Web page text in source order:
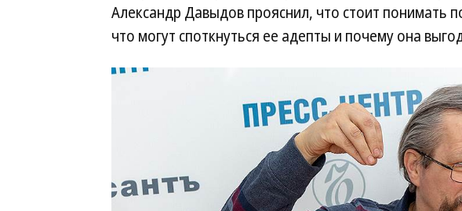
Александр Давыдов прояснил, что стоит понимать
что могут споткнуться ее адепты и почему она